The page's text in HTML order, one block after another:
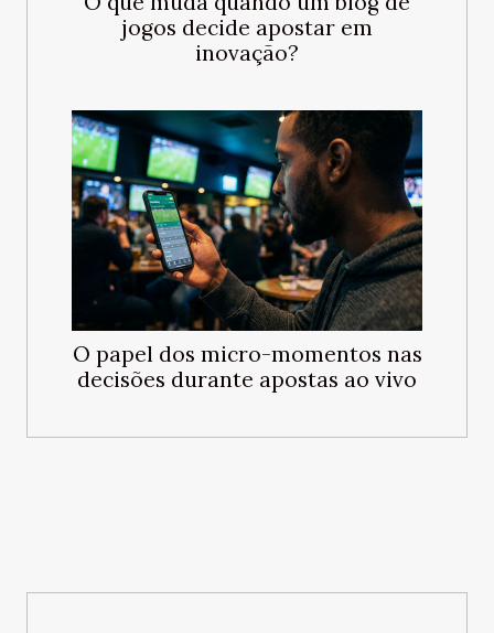
jogos decide apostar em
inovação?
O papel dos micro-momentos nas
decisões durante apostas ao vivo